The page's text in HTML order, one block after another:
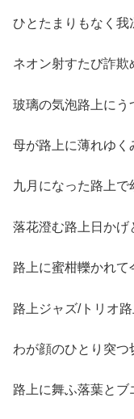
ひとたまりもなく
ネオン射すたび詐欺
玻璃の気泡路上にう
母が路上に薄れゆく
九月になった路上で
落花澄む路上日かげ
路上に蜜柑轢かれ
路上ジャズ/トリオ
わが顔のひとり突つ
路上に舞ふ落葉とブ